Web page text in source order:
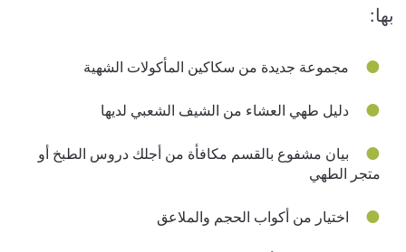
بها:
مجموعة جديدة من سكاكين المأكولات الشهية
دليل طهي العشاء من الشيف الشعبي لديها
بيان مشفوع بالقسم مكافأة من أجلك دروس الطبخ أو
متجر الطهي
اختيار من أكواب الحجم والملاعق